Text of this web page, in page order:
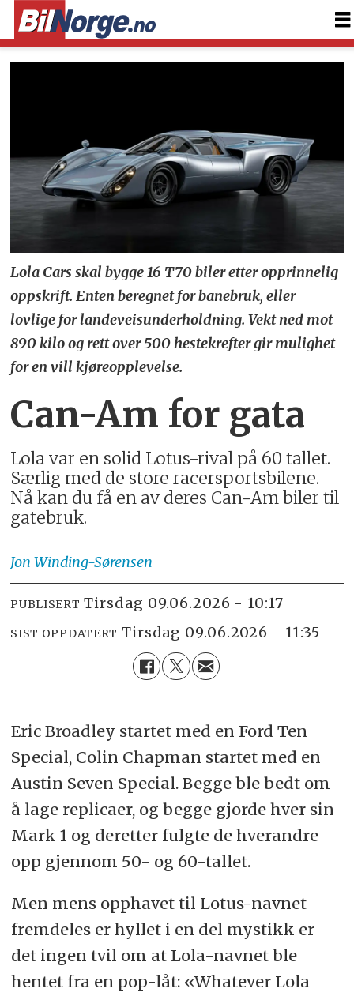
Lola Cars skal bygge 16 T70 biler etter opprinnelig
oppskrift. Enten beregnet for banebruk, eller
lovlige for landeveisunderholdning. Vekt ned mot
890 kilo og rett over 500 hestekrefter gir mulighet
for en vill kjøreopplevelse.
Can-Am for gata
Lola var en solid Lotus-rival på 60 tallet.
Særlig med de store racersportsbilene.
Nå kan du få en av deres Can-Am biler til
gatebruk.
Jon Winding-Sørensen
PUBLISERT tirsdag 09.06.2026 - 10:17
SIST OPPDATERT tirsdag 09.06.2026 - 11:35
Eric Broadley startet med en Ford Ten
Special, Colin Chapman startet med en
Austin Seven Special. Begge ble bedt om
å lage replicaer, og begge gjorde hver sin
Mark 1 og deretter fulgte de hverandre
opp gjennom 50- og 60-tallet.
Men mens opphavet til Lotus-navnet
fremdeles er hyllet i en del mystikk er
det ingen tvil om at Lola-navnet ble
hentet fra en pop-låt: «Whatever Lola